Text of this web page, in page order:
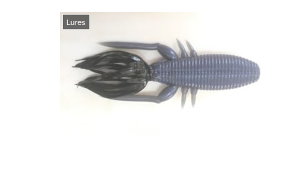
Lures